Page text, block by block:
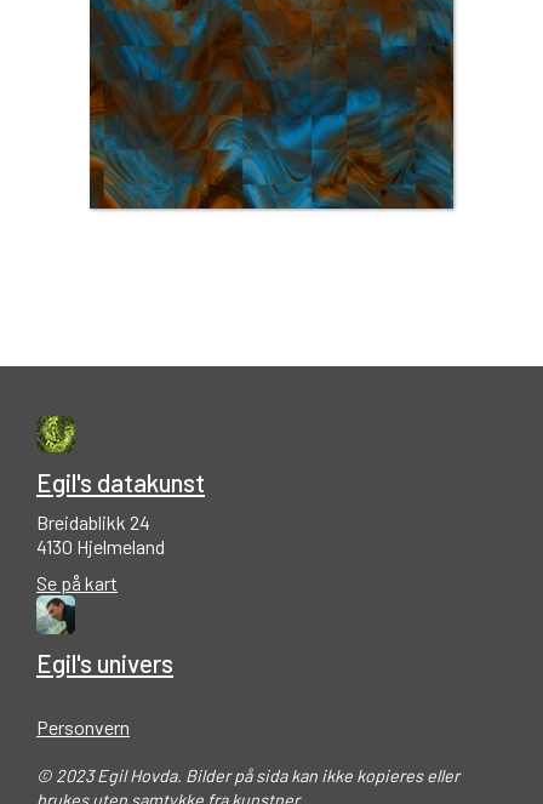
Egil's datakunst
Breidablikk 24
4130 Hjelmeland
Se på kart
Egil's univers
Personvern
© 2023 Egil Hovda. Bilder på sida kan ikke kopieres eller
brukes uten samtykke fra kunstner.